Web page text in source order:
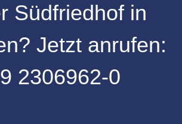
Südfriedhof in
? Jetzt anrufen:
2306962-0